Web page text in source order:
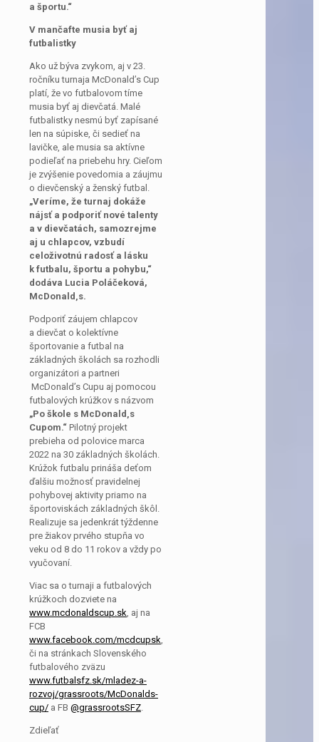
a športu.“
V mančafte musia byť aj
futbalistky
Ako už býva zvykom, aj v 23.
ročníku turnaja McDonald’s Cup
platí, že vo futbalovom tíme
musia byť aj dievčatá. Malé
futbalistky nesmú byť zapísané
len na súpiske, či sedieť na
lavičke, ale musia sa aktívne
podieľať na priebehu hry. Cieľom
je zvýšenie povedomia a záujmu
o dievčenský a ženský futbal.
„Veríme, že turnaj dokáže
nájsť a podporiť nové talenty
a v dievčatách, samozrejme
aj u chlapcov, vzbudí
celoživotnú radosť a lásku
k futbalu, športu a pohybu,“
dodáva Lucia Poláčeková,
McDonald s.
Podporiť záujem chlapcov
a dievčat o kolektívne
športovanie a futbal na
základných školách sa rozhodli
organizátori a partneri
McDonald’s Cupu aj pomocou
futbalových krúžkov s názvom
„Po škole s McDonald s
Cupom.“ Pilotný projekt
prebieha od polovice marca
2022 na 30 základných školách.
Krúžok futbalu prináša deťom
ďalšiu možnosť pravidelnej
pohybovej aktivity priamo na
športoviskách základných škôl.
Realizuje sa jedenkrát týždenne
pre žiakov prvého stupňa vo
veku od 8 do 11 rokov a vždy po
vyučovaní.
Viac sa o turnaji a futbalových
krúžkoch dozviete na
www.mcdonaldscup.sk , aj na
FCB
www.facebook.com/mcdcupsk
či na stránkach Slovenského
futbalového zväzu
www.futbalsfz.sk/mladez-a-
rozvoj/grassroots/McDonalds-
cup/ a FB @grassrootsSFZ
Zdieľať